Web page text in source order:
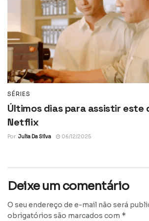
SÉRIES
Últimos dias para assistir este
Netflix
Por Julia Da Silva 06/12/2025
Deixe um comentário
O seu endereço de e-mail não será
obrigatórios são marcados com *